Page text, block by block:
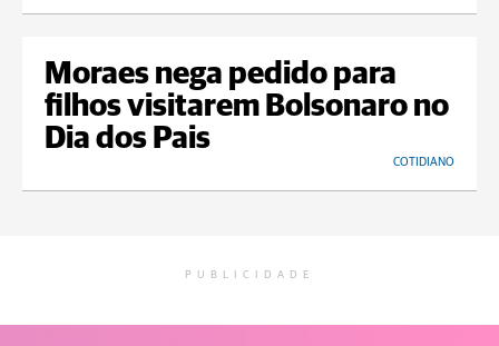
Moraes nega pedido para
filhos visitarem Bolsonaro no
Dia dos Pais
COTIDIANO
PUBLICIDADE